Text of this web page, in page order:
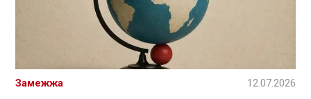
Замежжа 12.07.2026